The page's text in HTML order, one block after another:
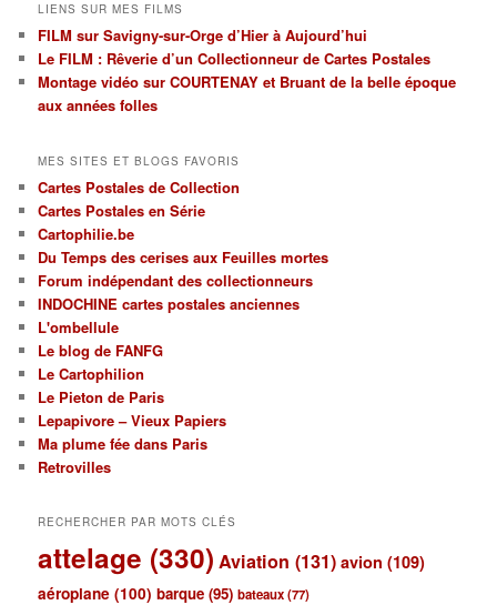
par
régions
et
par
thèmes
LIENS SUR MES FILMS
FILM sur Savigny-sur-Orge d’Hier à Aujourd’hui
Le FILM : Rêverie d’un Collectionneur de Cartes Postales
Montage vidéo sur COURTENAY et Bruant de la belle époque
aux années folles
MES SITES ET BLOGS FAVORIS
Cartes Postales de Collection
Cartes Postales en Série
Cartophilie.be
Du Temps des cerises aux Feuilles mortes
Forum indépendant des collectionneurs
INDOCHINE cartes postales anciennes
L'ombellule
Le blog de FANFG
Le Cartophilion
Le Pieton de Paris
Lepapivore – Vieux Papiers
Ma plume fée dans Paris
Retrovilles
RECHERCHER PAR MOTS CLÉS
attelage (330) Aviation (131) avion (109)
aéroplane (100) barque (95) bateaux(77)